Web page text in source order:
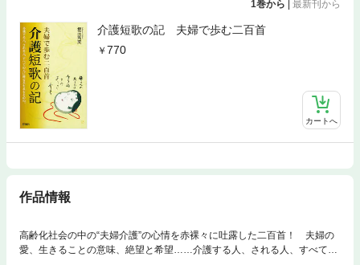
1巻から 最新刊から
介護短歌の記 夫婦で歩む二百首
770
カートへ
作品情報
高齢化社会の中の“夫婦介護”の心情を赤裸々に吐露した二百首！ 夫婦の
愛、生きることの意味、絶望と希望……介護する人、される人、すべての